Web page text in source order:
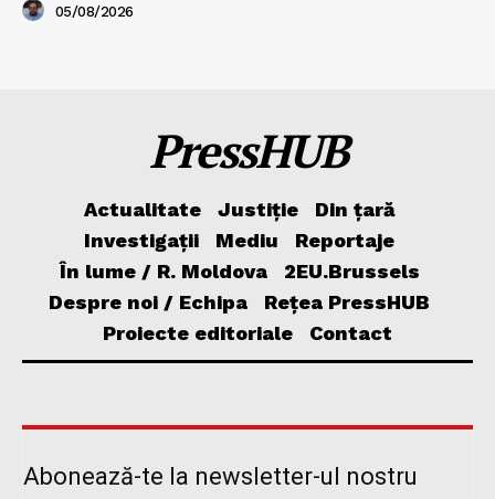
05/08/2026
PressHUB
Actualitate Justiție
Din țară
Investigații
Mediu
Reportaje
În lume / R. Moldova
2EU.Brussels
Despre noi / Echipa
Rețea PressHUB
Proiecte editoriale
Contact
Abonează-te la newsletter-ul nostru